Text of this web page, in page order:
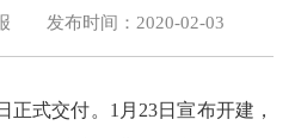
发布时间：2020-02-03
正式交付。1月23日宣布开建，